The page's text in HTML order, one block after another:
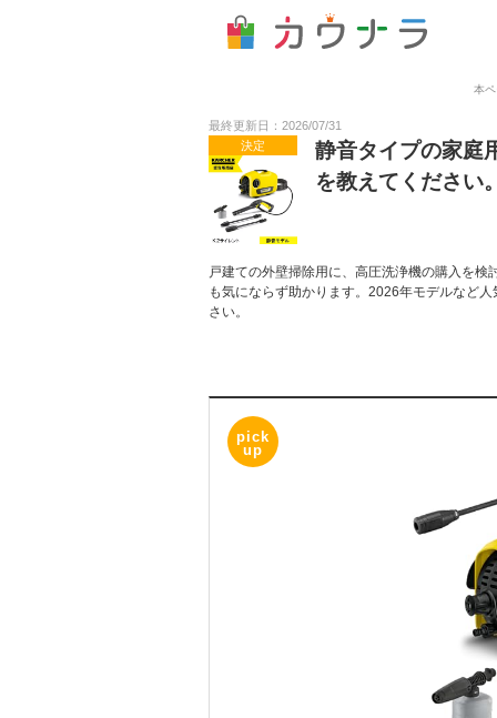
本
最終更新日：2026/07/31
決定
静音タイプの家庭
を教えてください
戸建ての外壁掃除用に、高圧洗浄機の購入を
も気にならず助かります。2026年モデルなど
さい。
pick
up